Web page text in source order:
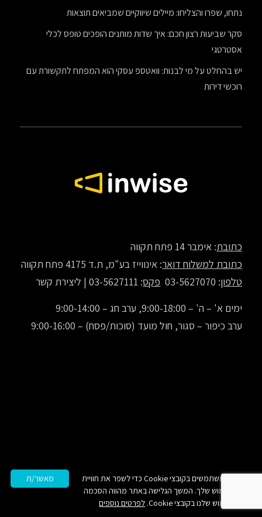
נתחו, שפרו והצליחו: מיילים שיווקיים שמביאים תוצאות
סקר שביעות רצון חכם: איך שדות מותנים הופכים טופס לכלי
אסטרטגי
יש בהחלט על מי לבנות: וואטספ עסקי הוא המפתח לתקשורת עם
רוכשי דירות
כתובת: אימבר 14 פתח תקווה
כתובת למשלוח דואר: אינווייז בע"מ, ת.ד 4175 פתח תקווה
טלפון: 03-5627070 פקס: 03-5627111 |
ליצירת קשר
ימים א' – ה' – 9:00-18:00, ערב חג – 9:00-14:00
ערב כיפור – סגור, חול מועד (סוכות/פסח) – 9:00-16:00
© 2000-2022 All Rights Reserved. inwise® is a registered trademark of inwise LTD.
מאשר/ת
אנו משתמשים בקובצי Cookie כדי לשפר את חוויית
השימוש שלך. המשך הגלישה באתר מהווה הסכמה
לשימוש שלנו בקובצי Cookie.
לפרטים נוספים